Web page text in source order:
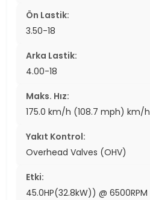
Ön Lastik:
3.50-18
Arka Lastik:
4.00-18
Maks. Hız:
175.0 km/h (108.7 mph) km/h
Yakıt Kontrol:
Overhead Valves (OHV)
Etki:
45.0HP(32.8kW)) @ 6500RPM